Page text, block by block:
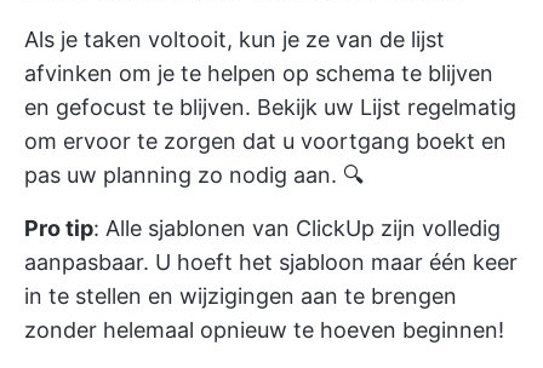
Als je taken voltooit, kun je ze van de lijst
afvinken om je te helpen op schema te blijven
en gefocust te blijven. Bekijk uw Lijst regelmatig
om ervoor te zorgen dat u voortgang boekt en
pas uw planning zo nodig aan. 🔍
Pro tip: Alle sjablonen van ClickUp zijn volledig
aanpasbaar. U hoeft het sjabloon maar één keer
in te stellen en wijzigingen aan te brengen
zonder helemaal opnieuw te hoeven beginnen!